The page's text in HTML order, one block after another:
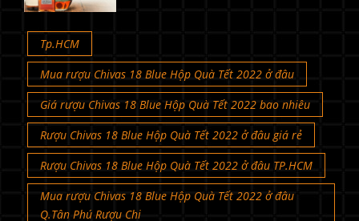
Tp.HCM
Mua rượu Chivas 18 Blue Hộp Quà Tết 2022 ở đâu
Giá rượu Chivas 18 Blue Hộp Quà Tết 2022 bao nhiêu
Rượu Chivas 18 Blue Hộp Quà Tết 2022 ở đâu giá rẻ
Rượu Chivas 18 Blue Hộp Quà Tết 2022 ở đâu TP.HCM
Mua rượu Chivas 18 Blue Hộp Quà Tết 2022 ở đâu
Q.Tân Phú Rượu Chi